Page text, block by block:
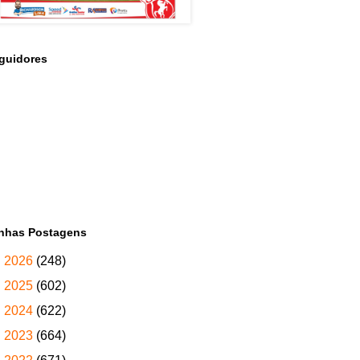
Postagens
2026 (248)
2025 (602)
2024 (622)
2023 (664)